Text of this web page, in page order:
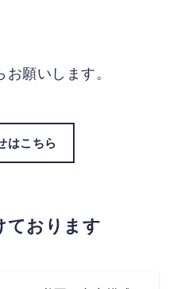
願いします。
はこちら
ております